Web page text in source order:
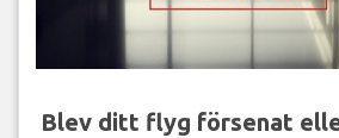
Blev ditt flyg försenat